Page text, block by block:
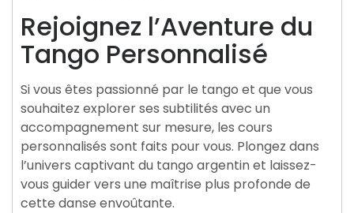
Rejoignez l’Aventure du
Tango Personnalisé
Si vous êtes passionné par le tango et que vous
souhaitez explorer ses subtilités avec un
accompagnement sur mesure, les cours
personnalisés sont faits pour vous. Plongez dans
l’univers captivant du tango argentin et laissez-
vous guider vers une maîtrise plus profonde de
cette danse envoûtante.